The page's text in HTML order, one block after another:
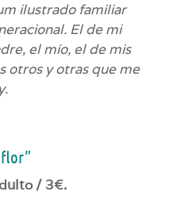
ilustrado familiar
El de mi
el mío, el de mis
otros y otras que me
/ 3€.